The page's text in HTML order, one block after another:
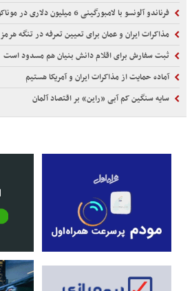
فرناندو آلونسو با لامبورگینی 6 میلیون دلاری در موناکو
مذاکرات ایران و عمان برای تعیین تعرفه در تنگه هرمز
ثبت سفارش برای اقلام دانش بنیان هم مسدود است
آماده حمایت از مذاکرات ایران و آمریکا هستیم
سایه سنگین کم آبی «راین» بر اقتصاد آلمان